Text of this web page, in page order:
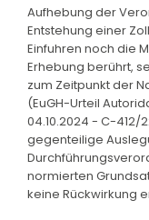
Aufhebung der
Entstehung einer
Einfuhren noch die
Erhebung berührt,
zum Zeitpunkt der
(EuGH-Urteil
04.10.2024 - C-412/
gegenteilige
normierten
keine Rückwirkung